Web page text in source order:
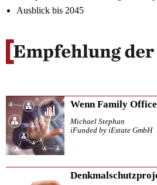
Ausblick bis 2045
Wenn Family
Michael Stephan
iFunded by iEstate GmbH